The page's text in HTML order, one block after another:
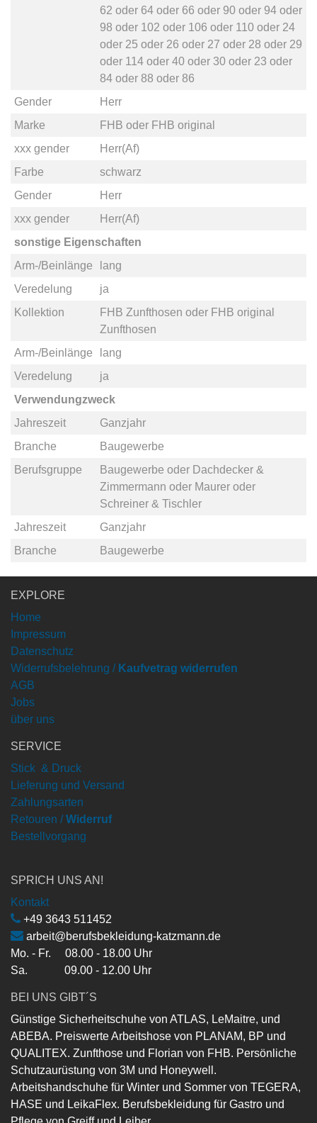
62 oder 64oder 66 oder 90oder 94oder
98 oder 102 oder 106 oder 110oder 24
oder 25 oder 26 oder 27 oder 28 oder 29
oder 114oder 40oder 30oder 23 oder
84oder 88 oder 86
Gender
Herr
Marke
FHB oder FHB original
xxx gender
Herr(Af)
Farbe
schwarz
Gender
Herr
xxx gender
Herr(Af)
sonstige Eigenschaften
Arm-/Beinlänge
lang
Veredelung
ja
Kollektion
FHB Zunfthosen oder FHB original
Zunfthosen
Arm-/Beinlänge
lang
Veredelung
ja
Verwendungzweck
Jahreszeit
Ganzjahr
Branche
Baugewerbe
Berufsgruppe
Baugewerbe oder Dachdecker &
Zimmermann oder Maureroder
Schreiner & Tischler
Jahreszeit
Ganzjahr
Branche
Baugewerbe
EXPLORE
Home
Impressum
Datenschutz
Widerrufsbelehrung / Kaufvetrag widerrufen
AGB
Jobs
über uns
SERVICE
Stick & Druck
Lieferung und Versand
Zahlungsarten
Retouren / Widerruf
Bestellvorgang
SPRICH UNS AN!
Kontakt
+49 3643 511452
arbeit@berufsbekleidung-katzmann.de
Mo. - Fr. 08.00 - 18.00 Uhr
Sa. 09.00 - 12.00 Uhr
BEI UNS GIBT´S
Günstige Sicherheitschuhe von ATLAS, LeMaitre, und
ABEBA. Preiswerte Arbeitshose von PLANAM, BP und
QUALITEX. Zunfthose und Florian von FHB. Persönliche
Schutzaurüstung von 3M und Honeywell.
Arbeitshandschuhe für Winter und Sommer von TEGERA,
HASE und LeikaFlex. Berufsbekleidung für Gastro und